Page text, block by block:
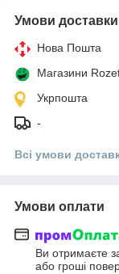
Умови доставки
Нова Пошта
Магазини
Укрпошта
-
Всі умови
Умови оплати
Ви отримаєте
або гроші